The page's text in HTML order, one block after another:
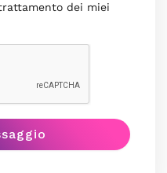
dei miei